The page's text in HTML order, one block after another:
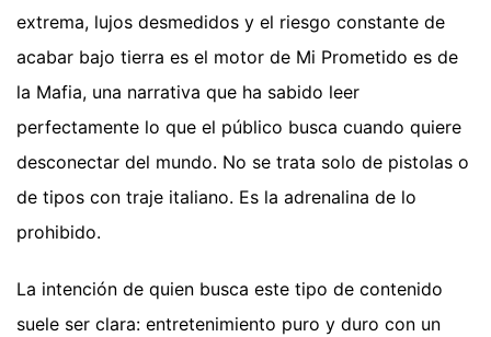
extrema, lujos desmedidos y el riesgo constante de
acabar bajo tierra es el motor de Mi Prometido es de
la Mafia, una narrativa que ha sabido leer
perfectamente lo que el público busca cuando quiere
desconectar del mundo. No se trata solo de pistolas o
de tipos con traje italiano. Es la adrenalina de lo
prohibido.
La intención de quien busca este tipo de contenido
suele ser clara: entretenimiento puro y duro con un